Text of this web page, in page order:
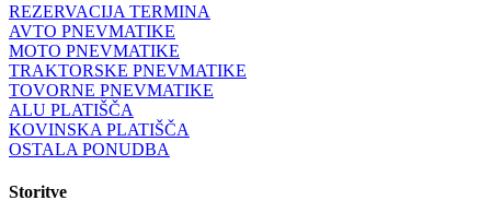
REZERVACIJA TERMINA
AVTO PNEVMATIKE
MOTO PNEVMATIKE
TRAKTORSKE PNEVMATIKE
TOVORNE PNEVMATIKE
ALU PLATIŠČA
KOVINSKA PLATIŠČA
OSTALA PONUDBA
Storitve